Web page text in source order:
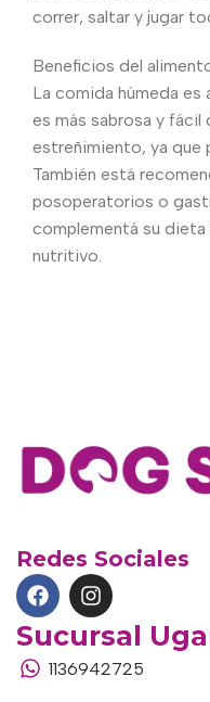
correr, saltar y jugar
Beneficios del
La comida húmeda es
es más sabrosa y fácil
estreñimiento, ya que
También está
posoperatorios o
complementá su
nutritivo.
Redes Sociales
Sucursal
1136942725